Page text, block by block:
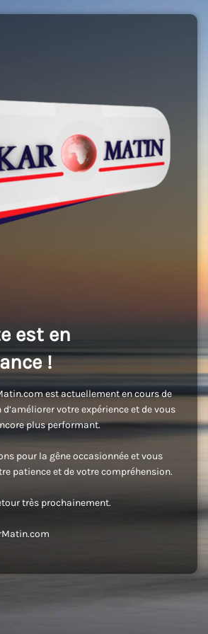
est en
!
est actuellement en cours de
votre expérience et de vous
plus performant.
pour la gêne occasionnée et vous
patience et de votre compréhension.
très prochainement.